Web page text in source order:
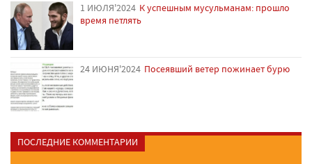
1 ИЮЛЯ'2024 К успешным мусульманам: прошло
время петлять
24 ИЮНЯ'2024 Посеявший ветер пожинает бурю
ПОСЛЕДНИЕ КОММЕНТАРИИ